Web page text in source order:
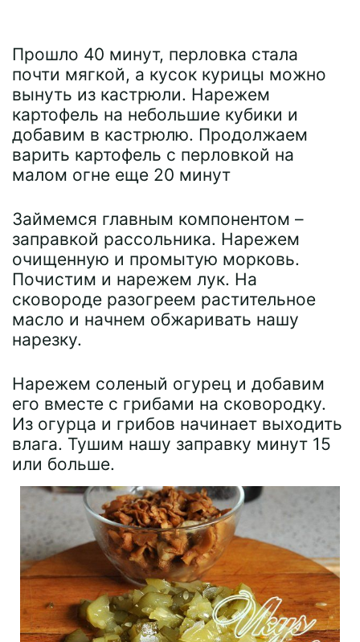
Прошло 40 минут, перловка стала
почти мягкой, а кусок курицы можно
вынуть из кастрюли. Нарежем
картофель на небольшие кубики и
добавим в кастрюлю. Продолжаем
варить картофель с перловкой на
малом огне еще 20 минут
Займемся главным компонентом –
заправкой рассольника. Нарежем
очищенную и промытую морковь.
Почистим и нарежем лук. На
сковороде разогреем растительное
масло и начнем обжаривать нашу
нарезку.
Нарежем соленый огурец и добавим
его вместе с грибами на сковородку.
Из огурца и грибов начинает выходить
влага. Тушим нашу заправку минут 15
или больше.